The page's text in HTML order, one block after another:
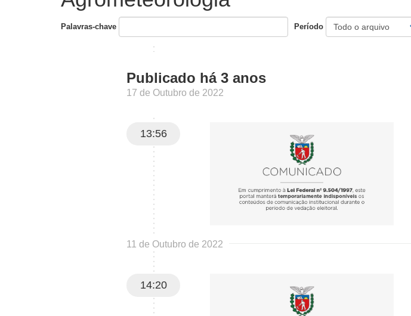
Palavras-chave Período
Publicado há 3 anos
17 de Outubro de 2022
13:56
11 de Outubro de 2022
14:20